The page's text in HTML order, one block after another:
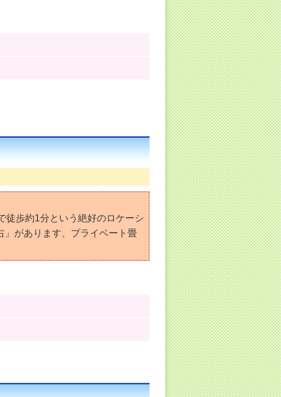
徒歩約1分という絶好のロケーシ
」があります、プライベート畳